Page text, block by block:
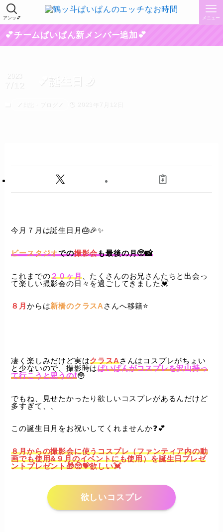
アンッ💕 メニュー
ームぱいぱん新メンバー追加💕
💕誕生日🌙
2023
7/12
💕日記・ブログ💕 2023年7月12日
今月７月は誕生日月🎂🎉✨️
ビースタジオでの撮影会も最後の月🥺📸
これまでの２０ヶ月、たくさんのお兄さんたちと出会っ
て楽しい撮影会の日々を過ごしてきました💓
８月からは新橋のクラスA さんへ移籍⭐️
凄く楽しみだけど実はクラスAさんはコスプレがちょい
と少ないので、撮影時はぱいぱんがコスプレを沢山持っ
て行こうと思うの❗️😳
でもね、見せたかったり欲しいコスプレがあるんだけど
多すぎて、、
この誕生日月をお祝いしてくれませんか❓💕
８月からの撮影会に使うコスプレ（ファンティア内の動
画でも使用&９月のイベントにも使用）を誕生日プレゼ
ントプレゼント🎁🥺💝欲しい💓
欲しいコスプレ